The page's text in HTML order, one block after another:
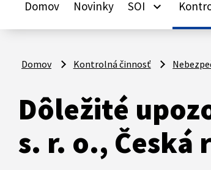
Domov Novinky SOI keyboard_arrow_down
Domov Kontrolná činnosť
Dôležité
s. r. o., Česká